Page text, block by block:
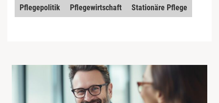
Pflegepolitik Pflegewirtschaft Stationäre Pflege